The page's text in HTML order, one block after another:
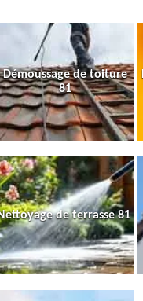
Démoussage de toiture
81
de terrasse 81